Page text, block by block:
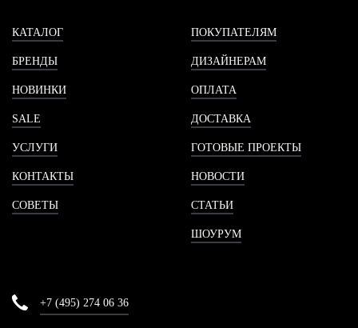
КАТАЛОГ
БРЕНДЫ
НОВИНКИ
SALE
УСЛУГИ
КОНТАКТЫ
СОВЕТЫ
ПОКУПАТЕЛЯМ
ДИЗАЙНЕРАМ
ОПЛАТА
ДОСТАВКА
ГОТОВЫЕ ПРОЕКТЫ
НОВОСТИ
СТАТЬИ
ШОУРУМ
+7 (495) 274 06 36